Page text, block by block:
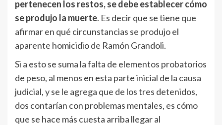
pertenecen los restos, se debe establecer cómo
se produjo la muerte. Es decir que se tiene que
afirmar en qué circunstancias se produjo el
aparente homicidio de Ramón Grandoli.
Si a esto se suma la falta de elementos probatorios
de peso, al menos en esta parte inicial de la causa
judicial, y se le agrega que de los tres detenidos,
dos contarían con problemas mentales, es cómo
que se hace más cuesta arriba llegar al